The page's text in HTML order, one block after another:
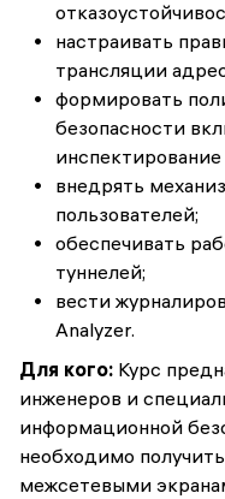
настраивать
трансляции
формировать
безопасности
инспектирование
внедрять
пользователей;
обеспечивать
туннелей;
вести
Analyzer.
Для кого: Курс
инженеров и
информационной
необходимо
межсетевыми